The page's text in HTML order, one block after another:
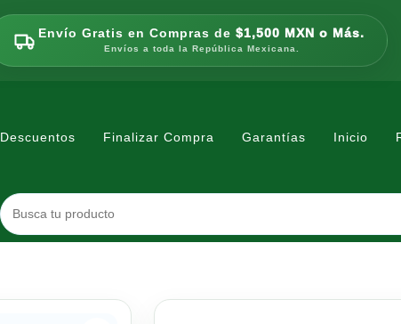
Envío Gratis en Compras de $1,500 MXN o Más.
Envíos a toda la República Mexicana.
Descuentos Finalizar Compra Garantías Inicio